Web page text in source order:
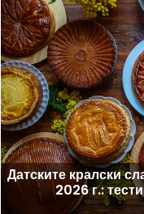
Датските кралски
2026 г.: